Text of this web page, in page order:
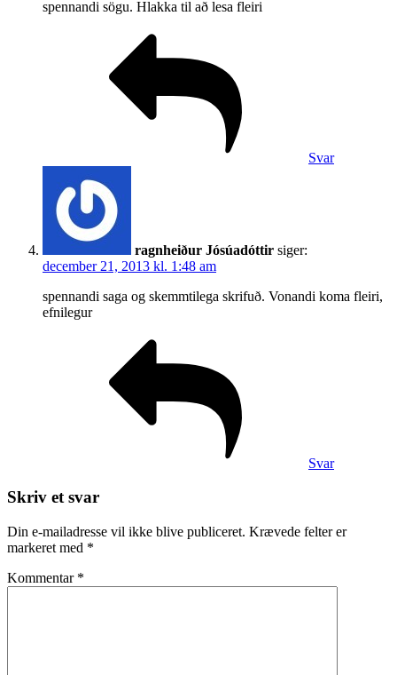
spennandi sögu. Hlakka til að lesa fleiri
Svar
ragnheiður Jósúadóttir siger:
december 21, 2013 kl. 1:48 am
spennandi saga og skemmtilega skrifuð. Vonandi koma fleiri,
efnilegur
Svar
Skriv et svar
Din e-mailadresse vil ikke blive publiceret. Krævede felter er
markeret med *
Kommentar *